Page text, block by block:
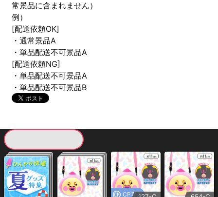
常景品に含まれません）
例）
[配送依頼OK]
・通常景品A
・単品配送不可景品A
[配送依頼NG]
・単品配送不可景品A
・単品配送不可景品B
CP専用